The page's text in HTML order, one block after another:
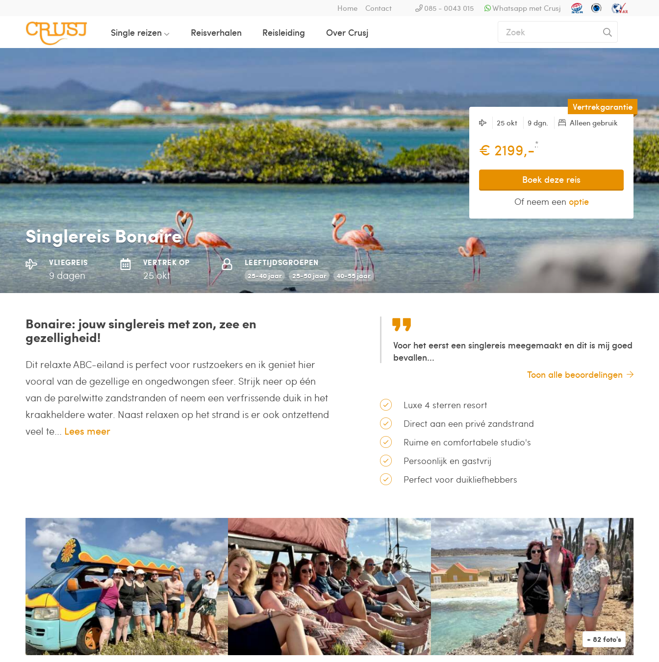
Home Contact 085 - 0043 015 Whatsapp met Crusj
Single reizen Reisverhalen Reisleiding Over Crusj
Vertrekgarantie
25 okt 9 dgn. Alleen gebruik
€ 2199,-*
Boek deze reis
Of neem een optie
Singlereis Bonaire
VLIEGREIS
9 dagen
VERTREK OP
25 okt
LEEFTIJDSGROEPEN
25-40 jaar 25-50 jaar 40-55 jaar
Bonaire: jouw singlereis met zon, zee en
gezelligheid!
Dit relaxte ABC-eiland is perfect voor rustzoekers en ik geniet hier
vooral van de gezellige en ongedwongen sfeer. Strijk neer op één
van de parelwitte zandstranden of neem een verfrissende duik in het
kraakheldere water. Naast relaxen op het strand is er ook ontzettend
veel te... Lees meer
Voor het eerst een singlereis meegemaakt en dit is mij goed
bevallen...
Toon alle beoordelingen
Luxe 4 sterren resort
Direct aan een privé zandstrand
Ruime en comfortabele studio's
Persoonlijk en gastvrij
Perfect voor duikliefhebbers